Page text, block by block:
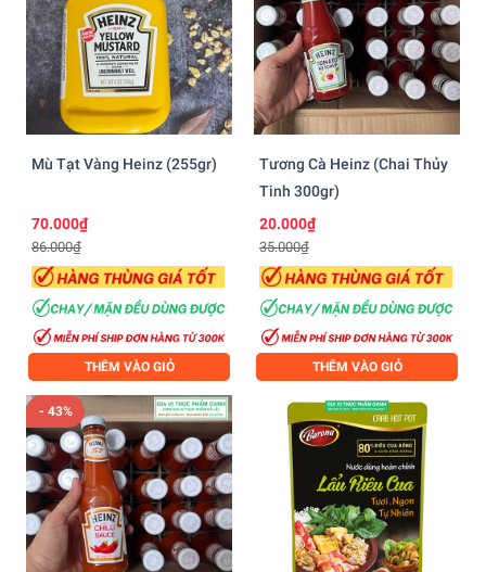
Mù Tạt Vàng Heinz (255gr)
70.000₫
86.000₫
THÊM VÀO GIỎ
Tương Cà Heinz (chai Thủy
Tinh 300gr)
20.000₫
35.000₫
THÊM VÀO GIỎ
- 43%